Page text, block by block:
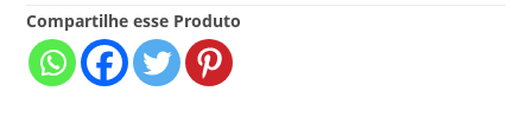
Compartilhe esse Produto